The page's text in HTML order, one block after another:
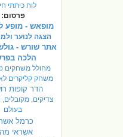
לוח כיתתי
פרסום:
מופאש - מופע
הצגה לנוער
אתר שורש -
הלכה
מחולל משחקים ClapLab
משחק קליקרים
הדר קופות
צדיקים, מקובלים,
בעולם
כרמל
אשראי